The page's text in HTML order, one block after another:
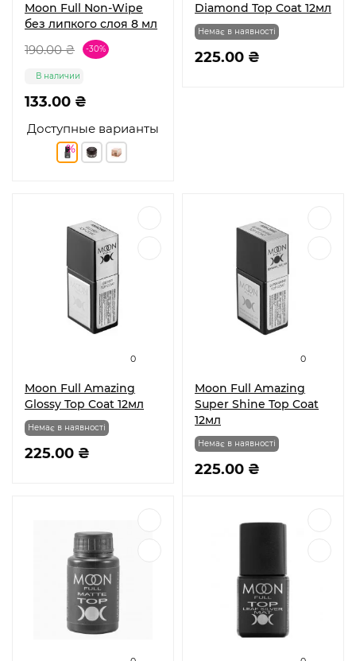
Moon Full Non-Wipe
без липкого слоя 8 мл
Доступные варианты
190.00 ₴ -30%
133.00 ₴
В наличии
Diamond Top Coat 12мл
225.00 ₴
Немає в наявності
0
Moon Full Amazing
Glossy Top Coat 12мл
225.00 ₴
Немає в наявності
0
Moon Full Amazing
Super Shine Top Coat
12мл
225.00 ₴
Немає в наявності